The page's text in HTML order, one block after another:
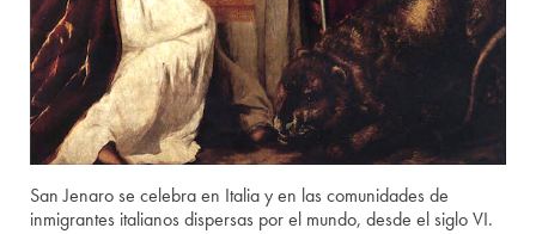
San Jenaro se celebra en Italia y en las comunidades de
inmigrantes italianos dispersas por el mundo, desde el siglo VI.